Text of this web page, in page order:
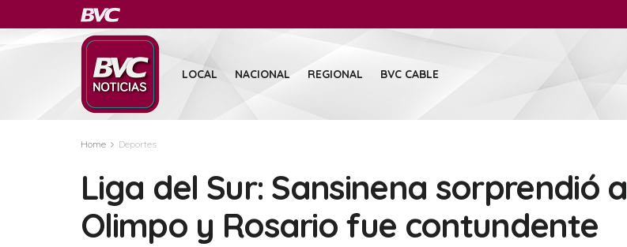
LOCAL NACIONAL REGIONAL BVC CABLE
Home Deportes
Liga del Sur: Sansinena sorprendió a
Olimpo y Rosario fue contundente